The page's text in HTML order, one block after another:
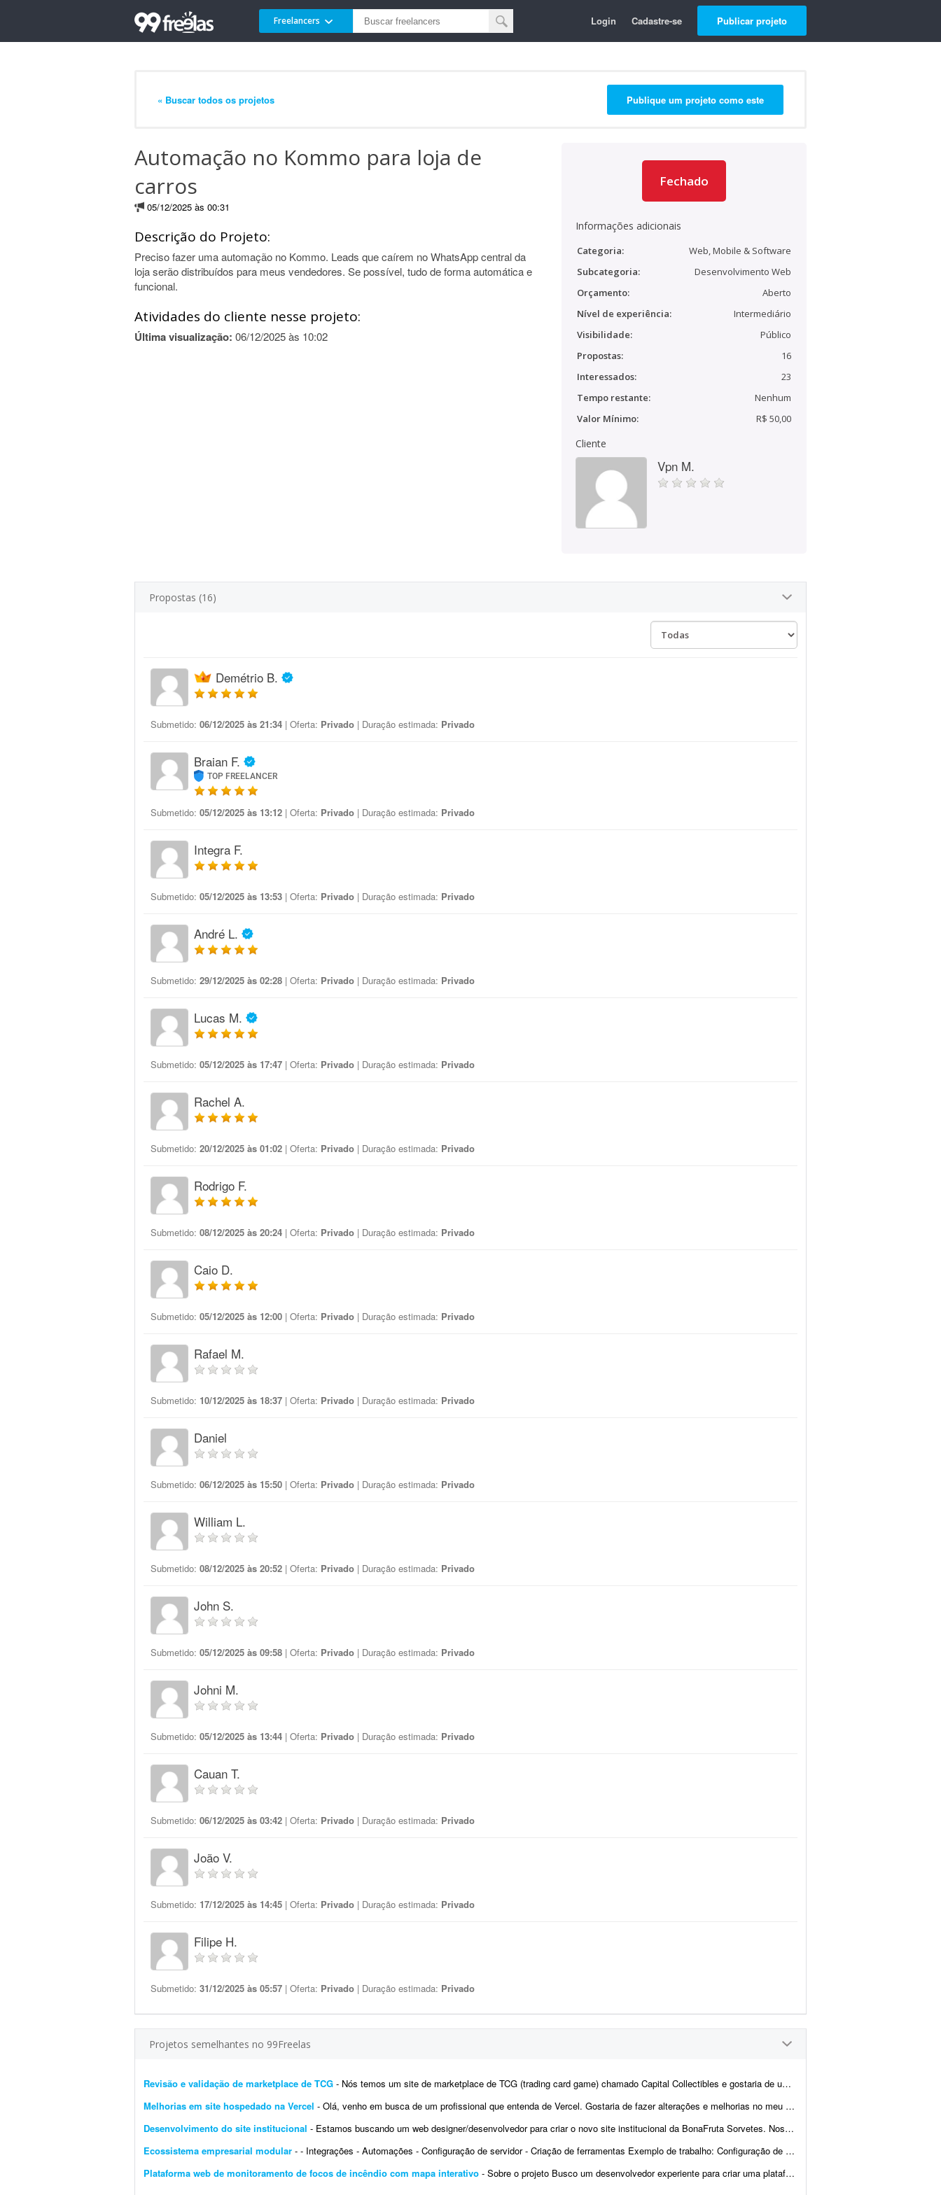
Freelancers Login Cadastre-se Publicar projeto
« Buscar todos os projetos Publique um projeto como este
Automação no Kommo para loja de
carros
05/12/2025 às 00:31
Descrição do Projeto:
Preciso fazer uma automação no Kommo. Leads que caírem no WhatsApp central da
loja serão distribuídos para meus vendedores. Se possível, tudo de forma automática e
funcional.
Atividades do cliente nesse projeto:
Última visualização: 06/12/2025 às 10:02
Fechado
Informações adicionais
Categoria:
Web, Mobile & Software
Subcategoria:
Desenvolvimento Web
Orçamento:
Aberto
Nível de experiência:
Intermediário
Visibilidade:
Público
Propostas:
16
Interessados:
23
Tempo restante:
Nenhum
Valor Mínimo:
R$ 50,00
Cliente
Vpn M.
Propostas (16)
Demétrio B.
Submetido: 06/12/2025 às 21:34 | Oferta: Privado | Duração estimada: Privado
Braian F.
TOP FREELANCER
Submetido: 05/12/2025 às 13:12 | Oferta: Privado | Duração estimada: Privado
Integra F.
Submetido: 05/12/2025 às 13:53 | Oferta: Privado | Duração estimada: Privado
André L.
Submetido: 29/12/2025 às 02:28 | Oferta: Privado | Duração estimada: Privado
Lucas M.
Submetido: 05/12/2025 às 17:47 | Oferta: Privado | Duração estimada: Privado
Rachel A.
Submetido: 20/12/2025 às 01:02 | Oferta: Privado | Duração estimada: Privado
Rodrigo F.
Submetido: 08/12/2025 às 20:24 | Oferta: Privado | Duração estimada: Privado
Caio D.
Submetido: 05/12/2025 às 12:00 | Oferta: Privado | Duração estimada: Privado
Rafael M.
Submetido: 10/12/2025 às 18:37 | Oferta: Privado | Duração estimada: Privado
Daniel
Submetido: 06/12/2025 às 15:50 | Oferta: Privado | Duração estimada: Privado
William L.
Submetido: 08/12/2025 às 20:52 | Oferta: Privado | Duração estimada: Privado
John S.
Submetido: 05/12/2025 às 09:58 | Oferta: Privado | Duração estimada: Privado
Johni M.
Submetido: 05/12/2025 às 13:44 | Oferta: Privado | Duração estimada: Privado
Cauan T.
Submetido: 06/12/2025 às 03:42 | Oferta: Privado | Duração estimada: Privado
João V.
Submetido: 17/12/2025 às 14:45 | Oferta: Privado | Duração estimada: Privado
Filipe H.
Submetido: 31/12/2025 às 05:57 | Oferta: Privado | Duração estimada: Privado
Projetos semelhantes no 99Freelas
Revisão e validação de marketplace de TCG - Nós temos um site de marketplace de TCG (trading card game) chamado Capital Collectibles e gostaria de um programador front-end e back-end para nos ajudar a revisar a estrutura e validar a p...
Melhorias em site hospedado na Vercel - Olá, venho em busca de um profissional que entenda de Vercel. Gostaria de fazer alterações e melhorias no meu site. Já tenho muitas páginas que consigo editar, m...
Desenvolvimento do site institucional - Estamos buscando um web designer/desenvolvedor para criar o novo site institucional da BonaFruta Sorvetes. Nossa principal referência de experiência, qualidade visual, navegaç&a...
Ecossistema empresarial modular - - Integrações - Automações - Configuração de servidor - Criação de ferramentas Exemplo de trabalho: Configuração de VPS, scrap...
Plataforma web de monitoramento de focos de incêndio com mapa interativo - Sobre o projeto Busco um desenvolvedor experiente para criar uma plataforma web de monitoramento ambiental em tempo real, com foco principal na visualização de focos de incêndi...